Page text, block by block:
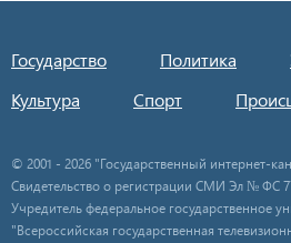
Государство Политика
Культура
Спорт
© 2001 - 2026 "Государственный интернет-
Свидетельство о регистрации СМИ Эл № ФС
Учредитель федеральное государственное
"Всероссийская государственная